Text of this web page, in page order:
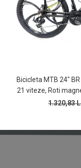
Bicicleta MTB 24″
21 viteze, Roti
1.320,83